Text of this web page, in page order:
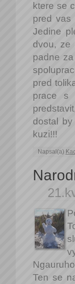
ktere se
pred vas
Jedine
dvou, ze
padne
pred
prace s
dostal
kuzi!!!
Napsal(a)
Ten se